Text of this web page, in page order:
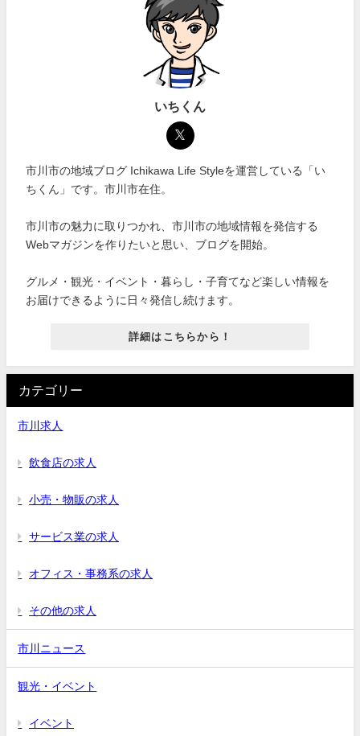
いちくん
市川市の地域ブログ Ichikawa Life Styleを運営している「い
ちくん」です。市川市在住。
市川市の魅力に取りつかれ、市川市の地域情報を発信する
Webマガジンを作りたいと思い、ブログを開始。
グルメ・観光・イベント・暮らし・子育てなど楽しい情報を
お届けできるように日々発信し続けます。
詳細はこちらから！
カテゴリー
市川求人
飲食店の求人
小売・物販の求人
サービス業の求人
オフィス・事務系の求人
その他の求人
市川ニュース
観光・イベント
イベント